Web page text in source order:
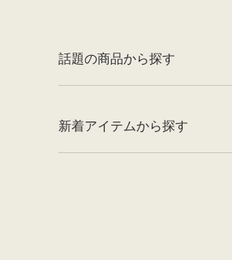
話題の商品から探す
新着アイテムから探す